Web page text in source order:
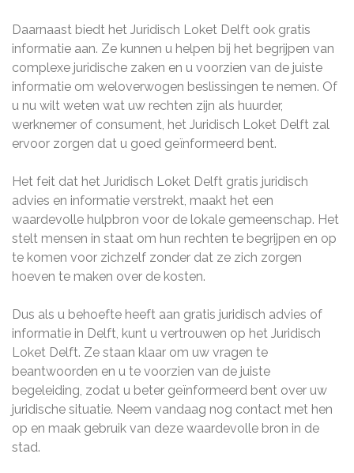
Daarnaast biedt het Juridisch Loket Delft ook gratis
informatie aan. Ze kunnen u helpen bij het begrijpen van
complexe juridische zaken en u voorzien van de juiste
informatie om weloverwogen beslissingen te nemen. Of
u nu wilt weten wat uw rechten zijn als huurder,
werknemer of consument, het Juridisch Loket Delft zal
ervoor zorgen dat u goed geïnformeerd bent.
Het feit dat het Juridisch Loket Delft gratis juridisch
advies en informatie verstrekt, maakt het een
waardevolle hulpbron voor de lokale gemeenschap. Het
stelt mensen in staat om hun rechten te begrijpen en op
te komen voor zichzelf zonder dat ze zich zorgen
hoeven te maken over de kosten.
Dus als u behoefte heeft aan gratis juridisch advies of
informatie in Delft, kunt u vertrouwen op het Juridisch
Loket Delft. Ze staan klaar om uw vragen te
beantwoorden en u te voorzien van de juiste
begeleiding, zodat u beter geïnformeerd bent over uw
juridische situatie. Neem vandaag nog contact met hen
op en maak gebruik van deze waardevolle bron in de
stad.